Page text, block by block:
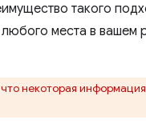
такого
места в
некоторая